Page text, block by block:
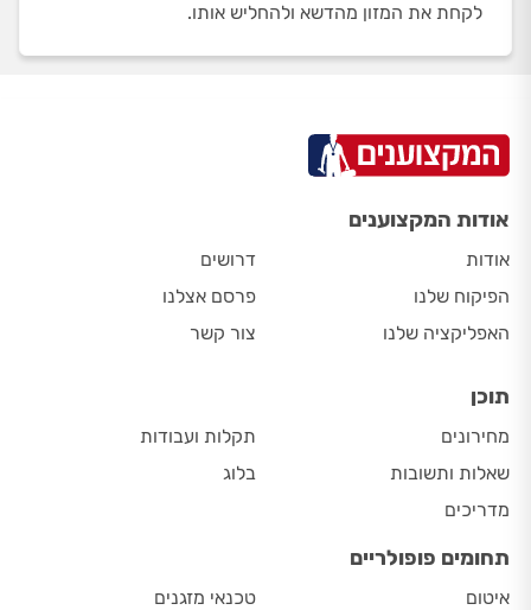
לקחת את המזון מהדשא ולהחליש אותו.
אודות המקצוענים
אודות
הפיקוח שלנו
האפליקציה שלנו
דרושים
פרסם אצלנו
צור קשר
תוכן
מחירונים
שאלות ותשובות
מדריכים
תקלות ועבודות
בלוג
תחומים פופולריים
איטום
טכנאי מזגנים